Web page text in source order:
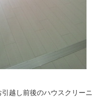
引越し前後のハウスクリー